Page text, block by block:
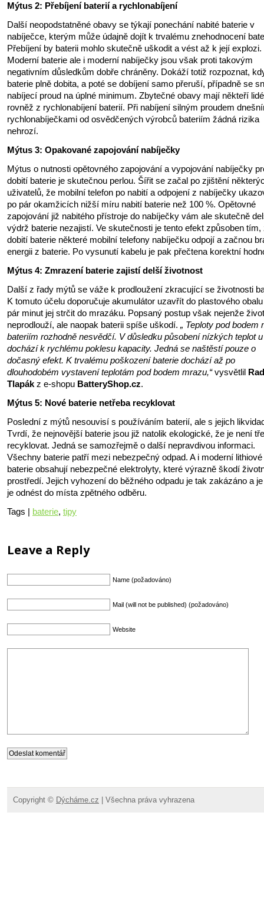
Mýtus 2: Přebíjení baterií a rychlonabíjení
Další neopodstatněné obavy se týkají ponechání nabité baterie v
nabíječce, kterým může údajně dojít k trvalému znehodnocení
Přebíjení by baterii mohlo skutečně uškodit a vést až k její explozi.
Moderní baterie ale i moderní nabíječky jsou však proti takovým
negativním důsledkům dobře chráněny. Dokáží totiž rozpoznat,
baterie plně dobita, a poté se dobíjení samo přeruší, případně se
nabíjecí proud na úplné minimum. Zbytečné obavy mají někteří lidé
rovněž z rychlonabíjení baterií. Při nabíjení silným proudem
rychlonabíječkami od osvědčených výrobců bateriím žádná rizika
nehrozí.
Mýtus 3: Opakované zapojování nabíječky
Mýtus o nutnosti opětovného zapojování a vypojování nabíječky
dobití baterie je skutečnou perlou. Šířit se začal po zjištění
uživatelů, že mobilní telefon po nabití a odpojení z nabíječky
po pár okamžicích nižší míru nabití baterie než 100 %. Opětovné
zapojování již nabitého přístroje do nabíječky vám ale skutečně
výdrž baterie nezajistí. Ve skutečnosti je tento efekt způsoben tím,
dobití baterie některé mobilní telefony nabíječku odpojí a začnou
energii z baterie. Po vysunutí kabelu je pak přečtena korektní
Mýtus 4: Zmrazení baterie zajistí delší životnost
Další z řady mýtů se váže k prodloužení zkracující se životnosti
K tomuto účelu doporučuje akumulátor uzavřít do plastového
pár minut jej strčit do mrazáku. Popsaný postup však nejenže
neprodlouží, ale naopak baterii spíše uškodí. „ Teploty pod bodem
bateriím rozhodně nesvědčí. V důsledku působení nízkých teplot
dochází k rychlému poklesu kapacity. Jedná se naštěstí pouze o
dočasný efekt. K trvalému poškození baterie dochází až po
dlouhodobém vystavení teplotám pod bodem mrazu,“vysvětlil
Tlapák z e-shopu BatteryShop.cz.
Mýtus 5: Nové baterie netřeba recyklovat
Poslední z mýtů nesouvisí s používáním baterií, ale s jejich
Tvrdí, že nejnovější baterie jsou již natolik ekologické, že je není
recyklovat. Jedná se samozřejmě o další nepravdivou informaci.
Všechny baterie patří mezi nebezpečný odpad. A i moderní lithiové
baterie obsahují nebezpečné elektrolyty, které výrazně škodí
prostředí. Jejich vyhození do běžného odpadu je tak zakázáno a
je odnést do místa zpětného odběru.
Tags | baterie, tipy
Leave a Reply
Name (požadováno)
Mail (will not be published) (požadováno)
Website
Copyright © Dýcháme.cz | Všechna práva vyhrazena